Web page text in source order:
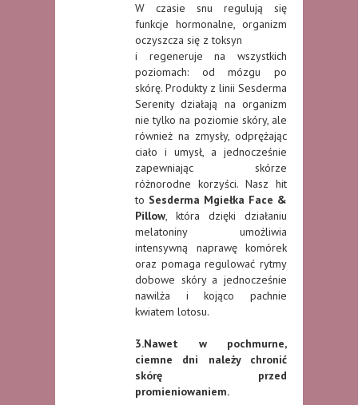
W czasie snu regulują się
funkcje hormonalne, organizm
oczyszcza się z toksyn
i regeneruje na wszystkich
poziomach: od mózgu po
skórę. Produkty z linii Sesderma
Serenity działają na organizm
nie tylko na poziomie skóry, ale
również na zmysły, odprężając
ciało i umysł, a jednocześnie
zapewniając skórze
różnorodne korzyści. Nasz hit
to Sesderma Mgiełka Face &
Pillow, która dzięki działaniu
melatoniny umożliwia
intensywną naprawę komórek
oraz pomaga regulować rytmy
dobowe skóry a jednocześnie
nawilża i kojąco pachnie
kwiatem lotosu.
3.Nawet w pochmurne,
ciemne dni należy chronić
skórę przed
promieniowaniem.